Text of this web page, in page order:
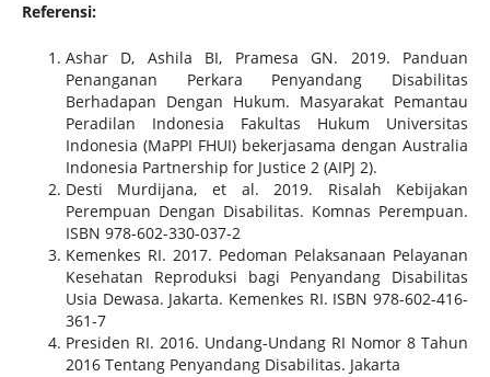
Referensi:
Ashar D, Ashila BI, Pramesa GN. 2019. Panduan
Penanganan Perkara Penyandang Disabilitas
Berhadapan Dengan Hukum. Masyarakat Pemantau
Peradilan Indonesia Fakultas Hukum Universitas
Indonesia (MaPPI FHUI) bekerjasama dengan Australia
Indonesia Partnership for Justice 2 (AIPJ 2).
Desti Murdijana, et al. 2019. Risalah Kebijakan
Perempuan Dengan Disabilitas. Komnas Perempuan.
ISBN 978-602-330-037-2
Kemenkes RI. 2017. Pedoman Pelaksanaan Pelayanan
Kesehatan Reproduksi bagi Penyandang Disabilitas
Usia Dewasa. Jakarta. Kemenkes RI. ISBN 978-602-416-
361-7
Presiden RI. 2016. Undang-Undang RI Nomor 8 Tahun
2016 Tentang Penyandang Disabilitas. Jakarta